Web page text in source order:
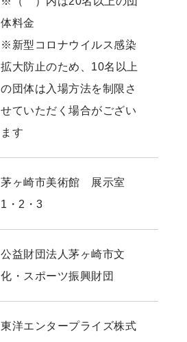
体料金
※新型コロナウイルス感染
拡大防止のため、10名以上
の団体は入場方法を制限さ
せていただく場合がござい
ます
茅ヶ崎市美術館 展示室
1・2・3
公益財団法人茅ヶ崎市文
化・スポーツ振興財団
東洋エンタープライズ株式